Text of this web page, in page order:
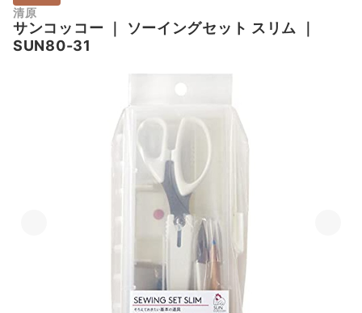
清原
サンコッコー ｜ ソーイングセット スリム
｜
SUN80-31